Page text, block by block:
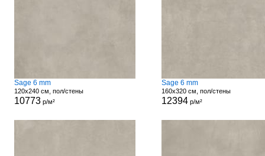
Sage 6 mm
120x240 см, пол/стены
10773р/м²
Sage 6 mm
160x320 см, пол/стены
12394р/м²